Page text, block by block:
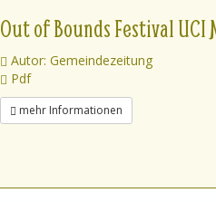
Out of Bounds Festival
Autor: Gemeindezeitung
Pdf
mehr Informationen